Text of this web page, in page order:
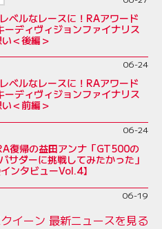
ベルなレースに！RAアワード
ディヴィジョンファイナリス
＜後編＞
06-24
ベルなレースに！RAアワード
ディヴィジョンファイナリス
＜前編＞
06-24
復帰の益田アンナ「GT500の
サダーに挑戦してみたかった」
ンタビューVol.4】
06-19
イーン 最新ニュースを見る